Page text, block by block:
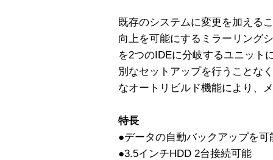
既存のシステムに変更を加える
向上を可能にするミラーリング
を2つのIDEに分岐するユニット
別なセットアップを行うことな
なオートリビルド機能により、
特長
●データの自動バックアップを
●3.5インチHDD 2台接続可能